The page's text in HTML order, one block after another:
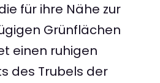
für ihre Nähe zur
Grünflächen
einen ruhigen
des Trubels der